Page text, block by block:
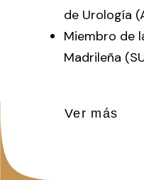
de Urología
Miembro de
Madrileña
Ver más